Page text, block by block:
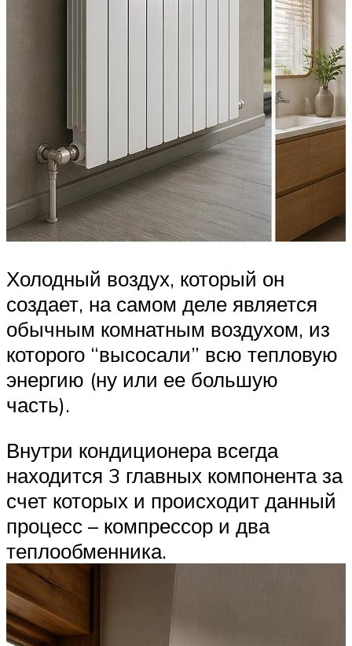
Холодный воздух, который он
создает, на самом деле является
обычным комнатным воздухом, из
которого “высосали” всю тепловую
энергию (ну или ее большую
часть).
Внутри кондиционера всегда
находится 3 главных компонента за
счет которых и происходит данный
процесс – компрессор и два
теплообменника.